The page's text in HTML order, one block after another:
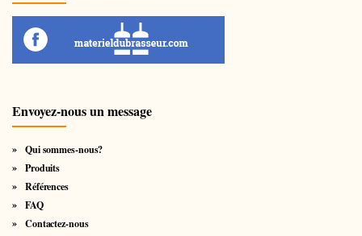
Envoyez-nous un message
Qui sommes-nous?
Produits
Références
FAQ
Contactez-nous